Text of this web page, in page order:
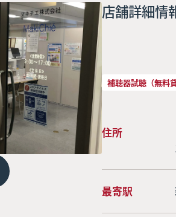
店舗詳細情
補聴器試聴（無料
住所
最寄駅